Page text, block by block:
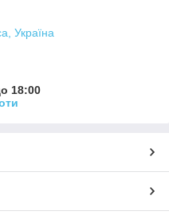
Україна
18:00